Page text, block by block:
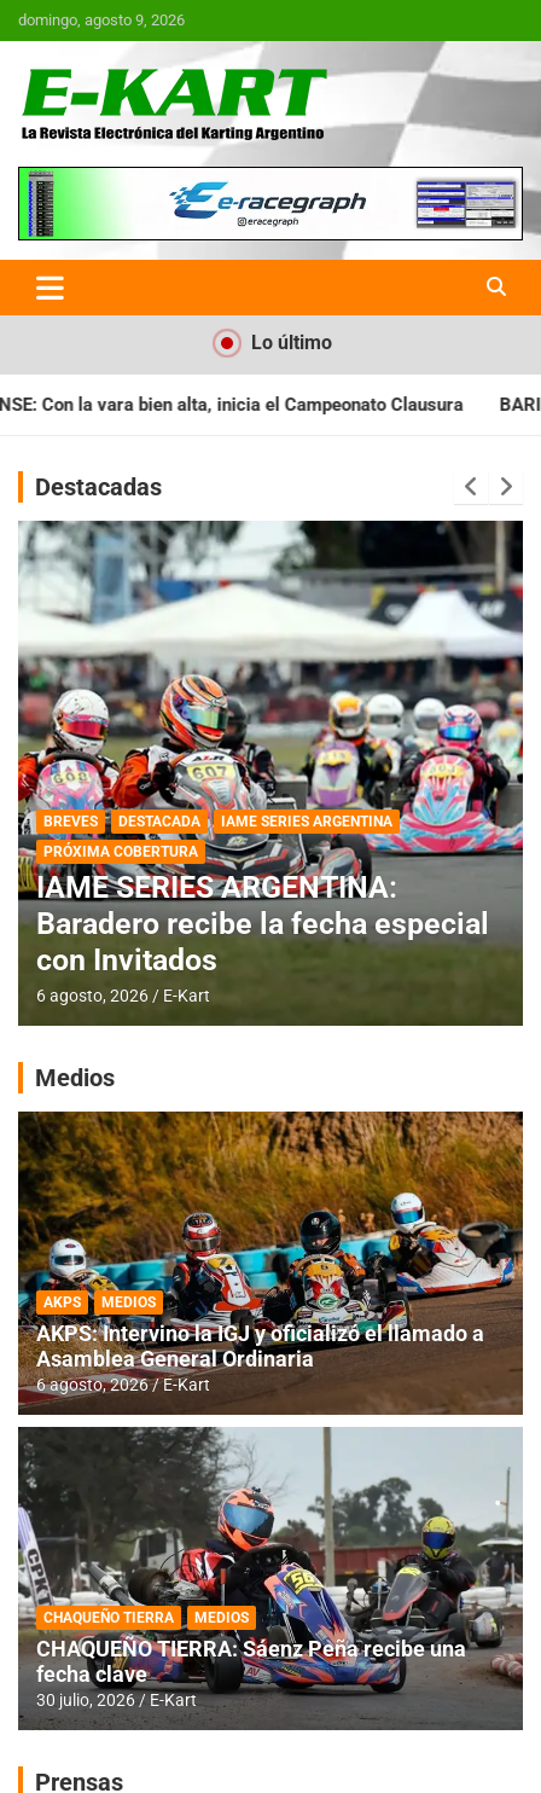
Saltar
al
domingo, agosto 9, 2026
E-Kart.com.ar | La Revista
Electrónica del Karting en
Argentina
Lo último
Campeonato Clausura BARILOCHENSE: Preparan una
Destacadas
BREVES DESTACADA
IAME SERIES ARGENTINA
PRÓXIMA COBERTURA
IAME SERIES ARGENTINA:
Baradero recibe la fecha especial
con Invitados
6 agosto, 2026 E-Kart
Medios
AKPS MEDIOS
AKPS: Intervino la IGJ y oficializó el llamado a
Asamblea General Ordinaria
6 agosto, 2026 E-Kart
CHAQUEÑO TIERRA MEDIOS
CHAQUEÑO TIERRA: Sáenz Peña recibe una
fecha clave
30 julio, 2026 E-Kart
Prensas